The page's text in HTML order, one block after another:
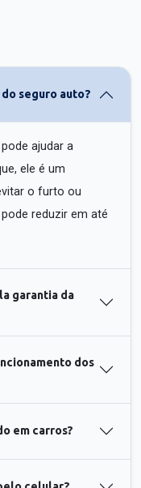
seguro auto?
ajudar a
ele é um
o furto ou
reduzir em até
garantia da
dos
em carros?